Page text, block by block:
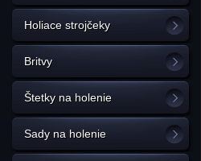
Holiace strojčeky
Britvy
Štetky na holenie
Sady na holenie